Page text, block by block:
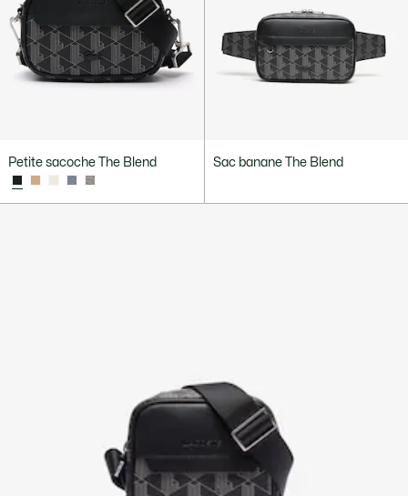
Petite sacoche The Blend Sac banane The Blend